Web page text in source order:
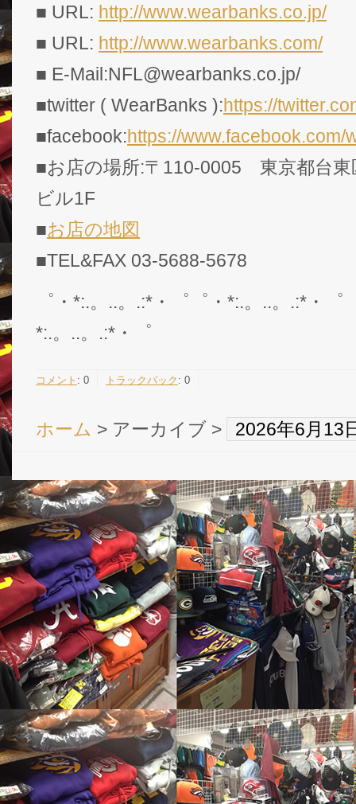
■ URL: http://www.wearbanks.co.jp/
■ URL: http://www.wearbanks.com/
■ E-Mail:NFL@wearbanks.co.jp/
■twitter ( WearBanks ):https://
■facebook:https://www.facebook.com/
■お店の場所:〒110-0005 東京都台
ビル1F
■お店の地図
■TEL&FAX 03-5688-5678
゜・*:.。..。.:*・゜゜・*:.。..。.:*・
*:.。..。.:*・゜
コメント : 0 トラックバック : 0
ホーム > アーカイブ > 2026年6月13
Copyright © NFL グッ